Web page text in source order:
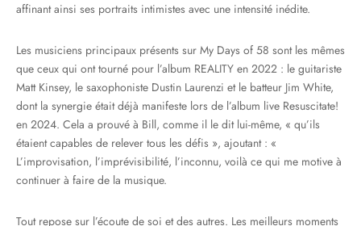
affinant ainsi ses portraits intimistes avec une intensité inédite.
Les musiciens principaux présents sur My Days of 58 sont les mêmes
que ceux qui ont tourné pour l’album REALITY en 2022 : le guitariste
Matt Kinsey, le saxophoniste Dustin Laurenzi et le batteur Jim White,
dont la synergie était déjà manifeste lors de l’album live Resuscitate!
en 2024. Cela a prouvé à Bill, comme il le dit lui-même, « qu’ils
étaient capables de relever tous les défis », ajoutant : «
L’improvisation, l’imprévisibilité, l’inconnu, voilà ce qui me motive à
continuer à faire de la musique.
Tout repose sur l’écoute de soi et des autres. Les meilleurs moments